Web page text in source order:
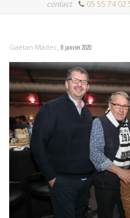
contact
05 55 74 02
Gaëtan Madec, 8 janvier 2020